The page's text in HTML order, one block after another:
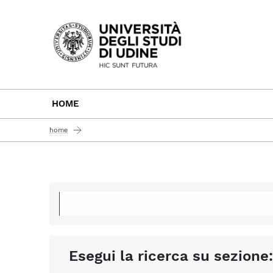
Passa al contenuto principale
HOME
home
Esegui la ricerca su sezione: